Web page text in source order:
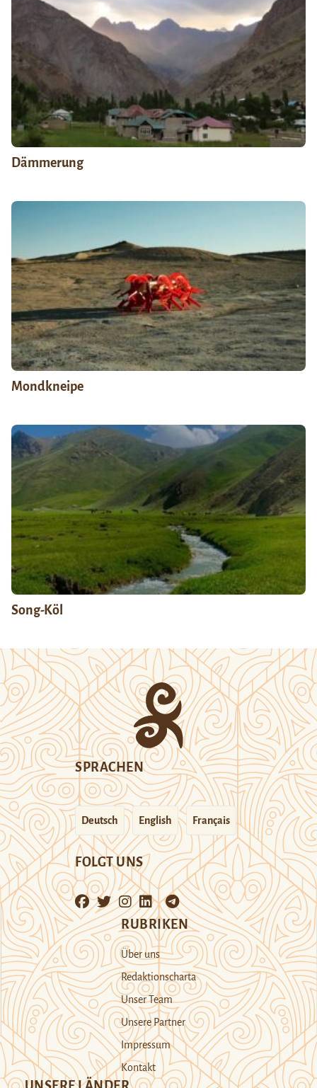
Dämmerung
Mondkneipe
Song-Köl
SPRACHEN
Deutsch English Français
FOLGT UNS
RUBRIKEN
Über uns
Redaktionscharta
Unser Team
Unsere Partner
Impressum
Kontakt